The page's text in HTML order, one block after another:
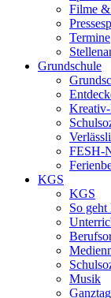
Filme
Termine
Grundschule
FESH-
KGS
KGS
So
Musik